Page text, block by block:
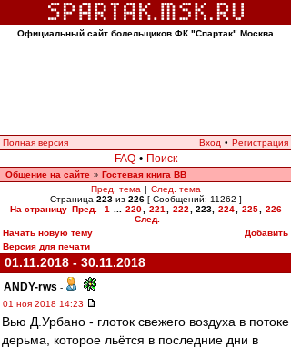
Официальный сайт болельщиков ФК "Спартак" Москва
Полная версия Вход • Регистрация
FAQ • Поиск
Общение на сайте » Гостевая книга ВВ
Пред. тема | След. тема
Страница 223из 226[ Сообщений: 11262 ]
На страницу Пред. 1 220 221 222 223, 224 225
226
След.
Начать новую тему
Добавить
Версия для печати
01.11.2018 - 30.11.2018
ANDY-rws -
01 ноя 2018 14:23
Вью Д.Урбано - глоток свежего воздуха в потоке
дерьма, которое льётся в последние дни в